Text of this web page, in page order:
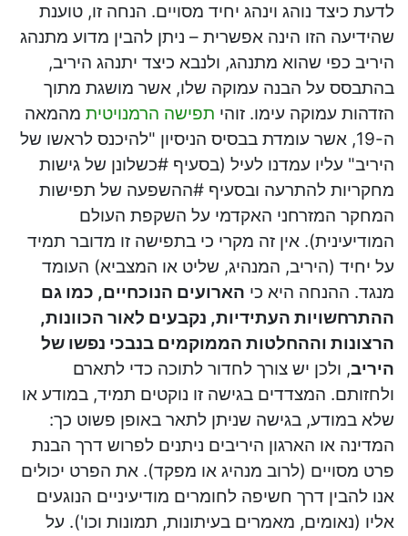
לדעת כיצד נוהג וינהג יחיד מסויים. הנחה זו, טוענת
שהידיעה הזו הינה אפשרית – ניתן להבין מדוע מתנהג
היריב כפי שהוא מתנהג, ולנבא כיצד יתנהג היריב,
בהתבסס על הבנה עמוקה שלו, אשר מושגת מתוך
הזדהות עמוקה עימו. זוהי תפישה הרמנויטית מהמאה
ה-19, אשר עומדת בבסיס הניסיון "להיכנס לראשו של
היריב" עליו עמדנו לעיל (בסעיף #כשלונן של גישות
מחקריות להתרעה ובסעיף #ההשפעה של תפישות
המחקר המזרחני האקדמי על השקפת העולם
המודיעינית). אין זה מקרי כי בתפישה זו מדובר תמיד
על יחיד (היריב, המנהיג, שליט או המצביא) העומד
מנגד. ההנחה היא כי הארועים הנוכחיים, כמו גם
ההתרחשויות העתידיות, נקבעים לאור הכוונות,
הרצונות וההחלטות הממוקמים בנבכי נפשו של
היריב, ולכן יש צורך לחדור לתוכה כדי לתארם
ולחזותם. המצדדים בגישה זו נוקטים תמיד, במודע או
שלא במודע, בגישה שניתן לתאר באופן פשוט כך:
המדינה או הארגון היריבים ניתנים לפרוש דרך הבנת
פרט מסויים (לרוב מנהיג או מפקד). את הפרט יכולים
אנו להבין דרך חשיפה לחומרים מודיעיניים הנוגעים
אליו (נאומים, מאמרים בעיתונות, תמונות וכו'). על